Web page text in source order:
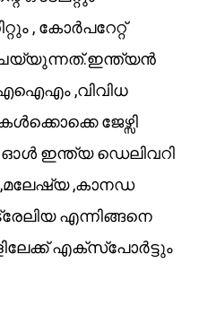
, കോർപറേറ്റ്
,വിവിധ
ജേഴ്സി
ഇന്ത്യ ഡെലിവറി
,കാനഡ
എന്നിങ്ങനെ
എക്സ്പോർട്ടും